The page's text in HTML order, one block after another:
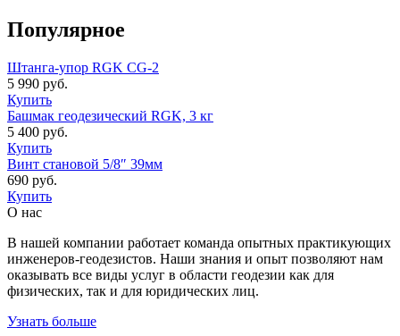
Популярное
Штанга-упор RGK CG-2
5 990 руб.
Купить
Башмак геодезический RGK, 3 кг
5 400 руб.
Купить
Винт становой 5/8″ 39мм
690 руб.
Купить
О нас
В нашей компании работает команда опытных практикующих
инженеров-геодезистов. Наши знания и опыт позволяют нам
оказывать все виды услуг в области геодезии как для
физических, так и для юридических лиц.
Узнать больше